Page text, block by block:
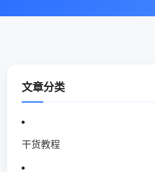
文章分类
干货教程